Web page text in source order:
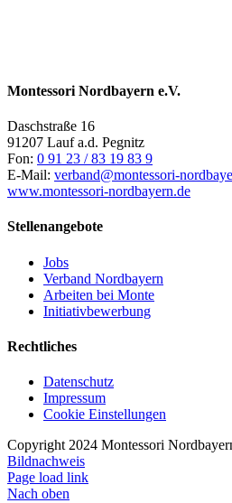
Montessori Nordbayern e.V.
Daschstraße 16
91207 Lauf a.d. Pegnitz
Fon: 0 91 23 / 83 19 83 9
E-Mail: verband@montessori-
www.montessori-nordbayern.de
Stellenangebote
Jobs
Verband Nordbayern
Arbeiten bei Monte
Initiativbewerbung
Rechtliches
Datenschutz
Impressum
Cookie Einstellungen
Copyright 2024 Montessori
Bildnachweis
Page load link
Nach oben